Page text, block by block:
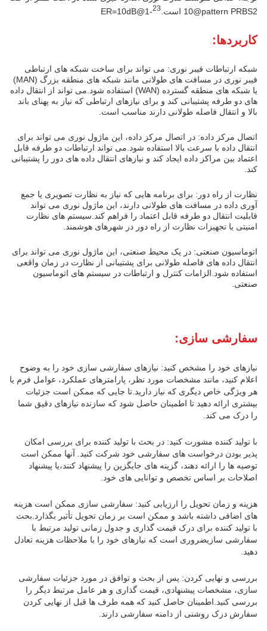
10@pattern PRBS2 است.
23
-1@ER=10dB
کاربردها:
شبکه ارتباطات فیبر نوری: می تواند برای ساخت شبکه های ارتباطی
فیبر نوری در مسافت های طولانی مانند شبکه های منطقه بزرگ (MAN)
یا شبکه های منطقه گسترده (WAN) استفاده شود.می تواند از انتقال داده
های دو طرفه پشتیبانی کند و برای نیازهای ارتباطی که نیاز به پهنای باند
بالا و انتقال فاصله طولانی دارند مناسب است.
اتصال مرکز داده: در اتصال مرکز داده، این ماژول نوری می تواند برای
انتقال داده با سرعت بالا استفاده شود.می تواند ارتباطات دو طرفه قابل
اعتماد بین مراکز داده ایجاد کند و نیازهای انتقال داده های دور را پشتیبانی
کند.
نظارت از راه دور: برای برنامه هایی که نیاز به نظارت تصویری یا جمع
آوری داده در مسافت های طولانی دارند، این ماژول نوری می تواند
قابلیت انتقال دو طرفه قابل اعتماد را فراهم کند.سیستم های نظارت
امنیتی یا تجهیزات نظارت از راه دور در شهرهای هوشمند.
اتوماسیون صنعتی: در یک محیط صنعتی، این ماژول نوری می تواند برای
انتقال داده های فاصله طولانی برای پشتیبانی از نظارت در زمان واقعی
استفاده شود.الزامات کنترل و ارتباطات در سیستم های اتوماسیون
صنعتی.
سفارشی سازی:
نیازهای خود را مشخص کنید: نیازهای سفارشی سازی خود را به وضوح
اعلام کنید، مانند مشخصات مورد نظر، پارامترهای عملکرد، عوامل فرم یا
هر ویژگی خاص دیگری که نیاز دارید.تا جایی که ممکن است جزئیات
بیشتری ارائه دهید تا اطمینان حاصل شود که سازنده نیازهای دقیق شما
را درک می کند.
با تولید کننده مشورت کنید: در بحث با تولید کننده برای بررسی امکان
پذیر بودن درخواست های سفارشی خود شرکت کنید. آنها ممکن است
توصیه ها را ارائه دهند، گزینه های جایگزین را پیشنهاد کنند،یا پیشنهاد
اصلاحات بر اساس تخصص و توانایی های خود.
هزینه و زمان تحویل را ارزیابی کنید: سفارشی سازی ممکن است هزینه
های اضافی داشته باشد و ممکن است بر زمان تحویل تأثیر بگذارد.بحث
با تولید کننده برای درک قیمت گذاری و جدول زمانی تولید مرتبط با
سفارشی سازیضروری است که نیازهای خود را با ملاحظات هزینه تعادل
دهید.
بررسی و نهایی کردن: پس از بحث و توافق در مورد جزئیات سفارشی
سازی، مشخصات پیشنهادی، قیمت گذاری و هر عامل مرتبط دیگر را
بررسی کنید.اطمینان حاصل کنید که همه طرف ها قبل از نهایی کردن
سفارش درک روشنی از دامنه سفارشی دارند.